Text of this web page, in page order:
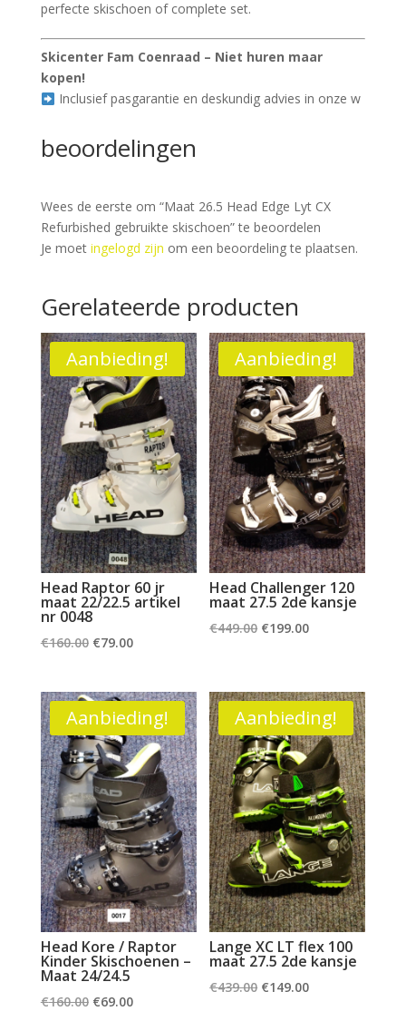
perfecte skischoen of complete set.
Skicenter Fam Coenraad – Niet huren maar
kopen!
Inclusief pasgarantie en deskundig advies in onze w
beoordelingen
Wees de eerste om “Maat 26.5 Head Edge Lyt CX
Refurbished gebruikte skischoen” te beoordelen
Je moet ingelogd zijn om een beoordeling te plaatsen.
Gerelateerde producten
Aanbieding!
Head Raptor 60 jr
maat 22/22.5 artikel
nr 0048
€160.00 Oorspronkelijke
was:
€160.00.
€79.00Huidige
is:
€79.00.
Aanbieding!
Head Challenger 120
maat 27.5 2de kansje
€449.00 Oorspronkelijke
€449.00.
€199.00Huidige
€199.00.
Aanbieding!
Head Kore / Raptor
Kinder Skischoenen –
Maat 24/24.5
€160.00 Oorspronkelijke
€69.00Huidige
Aanbieding!
Lange XC LT flex 100
maat 27.5 2de kansje
€439.00 Oorspronkelijke
€149.00Huidige